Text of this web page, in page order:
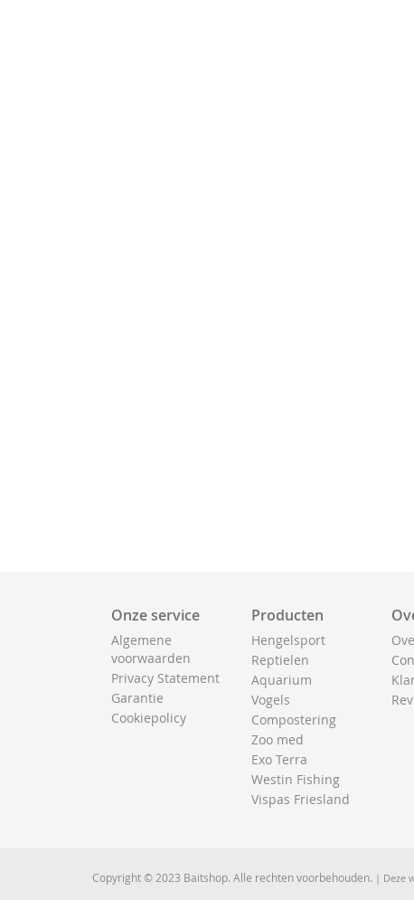
Onze service
Algemene
voorwaarden
Privacy Statement
Garantie
Cookiepolicy
Producten
Hengelsport
Reptielen
Aquarium
Vogels
Compostering
Zoo med
Exo Terra
Westin Fishing
Vispas Friesland
Copyright © 2023 Baitshop. Alle rechten voorbehouden. | Deze